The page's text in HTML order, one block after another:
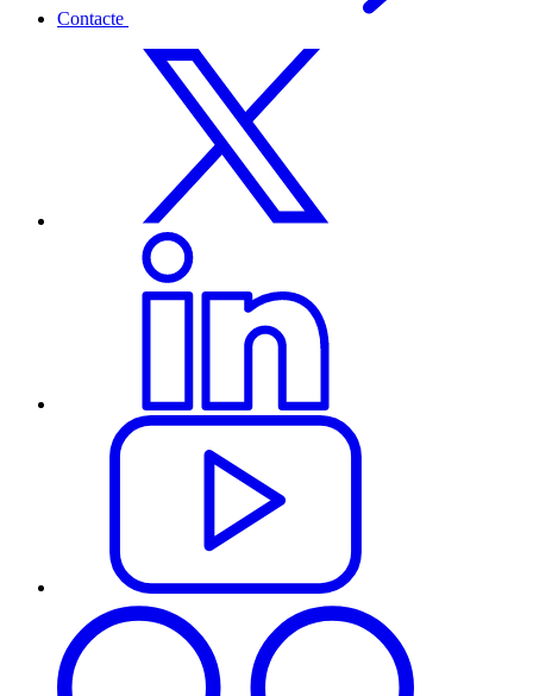
Contacte